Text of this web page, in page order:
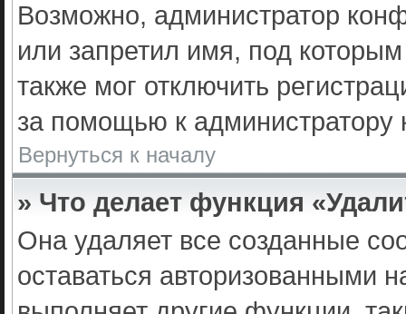
Возможно, администратор
или запретил имя, под
также мог отключить
за помощью к администратору
Вернуться к началу
» Что делает функция
Она удаляет все созданные
оставаться авторизованными